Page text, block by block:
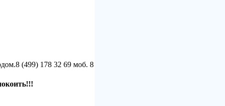
(499) 178 32 69 моб. 8